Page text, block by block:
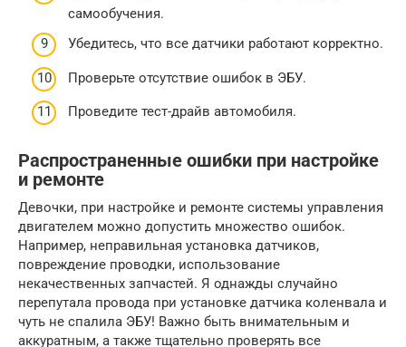
самообучения.
Убедитесь, что все датчики работают корректно.
Проверьте отсутствие ошибок в ЭБУ.
Проведите тест-драйв автомобиля.
Распространенные ошибки при настройке
и ремонте
Девочки, при настройке и ремонте системы управления
двигателем можно допустить множество ошибок.
Например, неправильная установка датчиков,
повреждение проводки, использование
некачественных запчастей. Я однажды случайно
перепутала провода при установке датчика коленвала и
чуть не спалила ЭБУ! Важно быть внимательным и
аккуратным, а также тщательно проверять все